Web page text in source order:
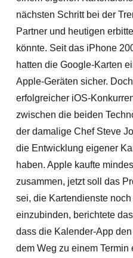
nächsten Schritt bei der
Partner und heutigen
könnte. Seit das iPhone
hatten die Google-Karten
Apple-Geräten sicher.
erfolgreicher iOS-
zwischen die beiden
der damalige Chef Steve
die Entwicklung eigener
haben. Apple kaufte
zusammen, jetzt soll das
sei, die Kartendienste
einzubinden, berichtete
dass die Kalender-App
dem Weg zu einem